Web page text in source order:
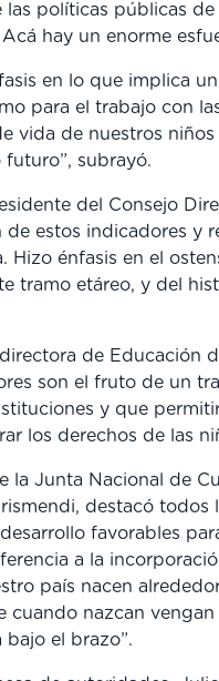
las políticas públicas
hay un enorme
en lo que implica
para el trabajo con
vida de nuestros
futuro”, subrayó.
del Consejo
de estos indicadores y
Hizo énfasis en el
tramo etáreo, y del
de Educación
son el fruto de un
y que
los derechos de las
la Junta Nacional de
destacó
favorables
a la
país nacen
cuando nazcan
bajo el brazo”.